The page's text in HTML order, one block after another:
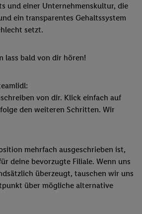
und einer Unternehmenskultur, die
ein transparentes Gehaltssystem
setzt.
lass bald von dir hören!
von dir. Klick einfach auf
den weiteren Schritten. Wir
mehrfach ausgeschrieben ist,
deine bevorzugte Filiale. Wenn uns
überzeugt, tauschen wir uns
über mögliche alternative